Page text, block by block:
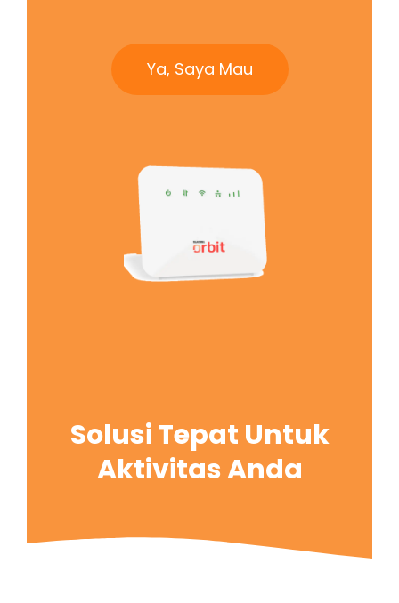
Ya, Saya Mau
Solusi Tepat Untuk
Aktivitas Anda